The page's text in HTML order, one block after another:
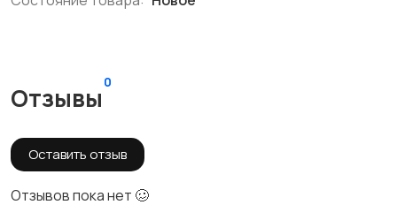
Отзывы
0
Оставить отзыв
Отзывов пока нет 🥴